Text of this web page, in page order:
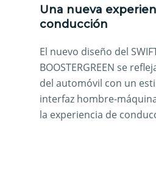
Una nueva
conducción
El nuevo diseño del
BOOSTERGREEN se
del automóvil con un
interfaz hombre-
la experiencia de